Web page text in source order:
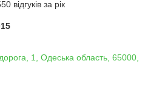
відгуків за рік
1, Одеська область, 65000,